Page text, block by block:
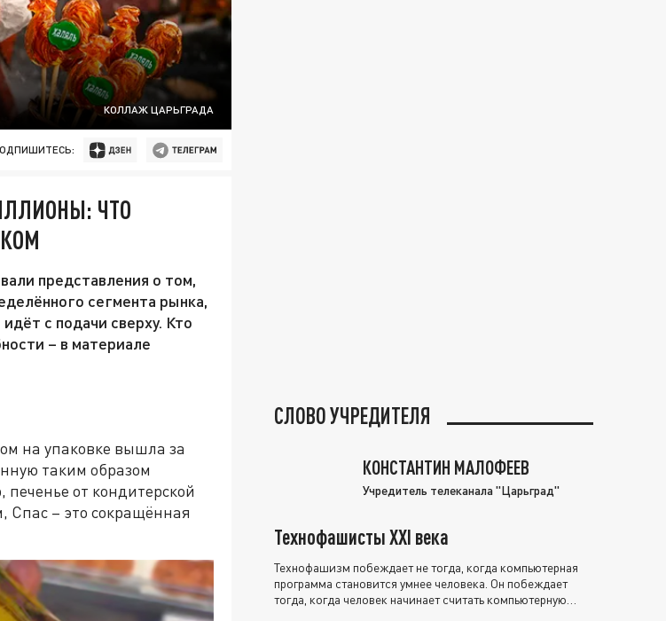
КОЛЛАЖ ЦАРЬГРАДА
ЧТО
представления о том,
сегмента рынка,
с подачи сверху. Кто
– в материале
на упаковке вышла за
таким образом
от кондитерской
– это сокращённая
СЛОВО УЧРЕДИТЕЛЯ
КОНСТАНТИН МАЛОФЕЕВ
Учредитель телеканала "Царьград"
Технофашисты XXI века
Технофашизм побеждает не тогда, когда компьютерная
программа становится умнее человека. Он побеждает
тогда, когда человек начинает считать компьютерную